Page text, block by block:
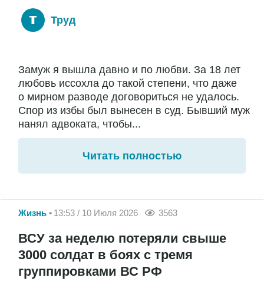
Труд
Замуж я вышла давно и по любви. За 18 лет
любовь иссохла до такой степени, что даже
о мирном разводе договориться не удалось.
Спор из избы был вынесен в суд. Бывший муж
нанял адвоката, чтобы...
Читать полностью
Жизнь 13:53 / 10 Июля 2026 3563
ВСУ за неделю потеряли свыше
3000 солдат в боях с тремя
группировками ВС РФ